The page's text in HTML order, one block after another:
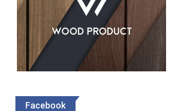
Facebook